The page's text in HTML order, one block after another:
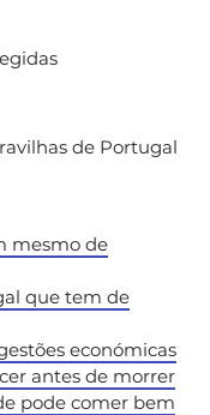
de Portugal
mesmo de
que tem de
económicas
antes de morrer
pode comer bem